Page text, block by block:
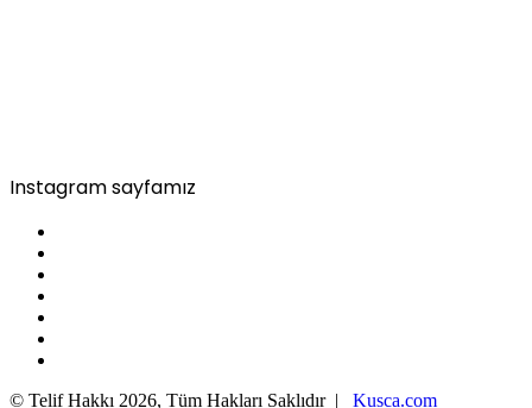
Instagram sayfamız
© Telif Hakkı 2026, Tüm Hakları Saklıdır | Kusca.com